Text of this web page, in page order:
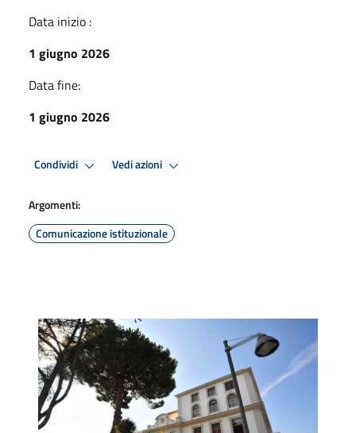
Data inizio :
1 giugno 2026
Data fine:
1 giugno 2026
Condividi Vedi azioni
Argomenti:
Comunicazione istituzionale